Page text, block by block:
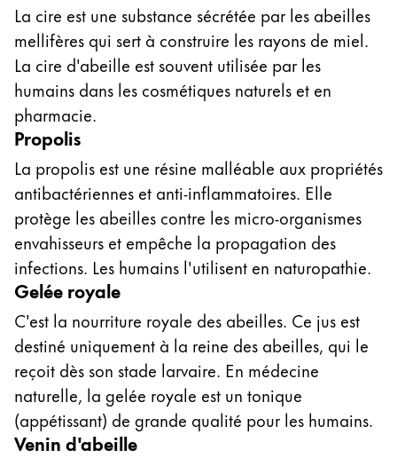
La cire est une substance sécrétée par les abeilles
mellifères qui sert à construire les rayons de miel.
La cire d'abeille est souvent utilisée par les
humains dans les cosmétiques naturels et en
pharmacie.
Propolis
La propolis est une résine malléable aux propriétés
antibactériennes et anti-inflammatoires. Elle
protège les abeilles contre les micro-organismes
envahisseurs et empêche la propagation des
infections. Les humains l'utilisent en naturopathie.
Gelée royale
C'est la nourriture royale des abeilles. Ce jus est
destiné uniquement à la reine des abeilles, qui le
reçoit dès son stade larvaire. En médecine
naturelle, la gelée royale est un tonique
(appétissant) de grande qualité pour les humains.
Venin d'abeille